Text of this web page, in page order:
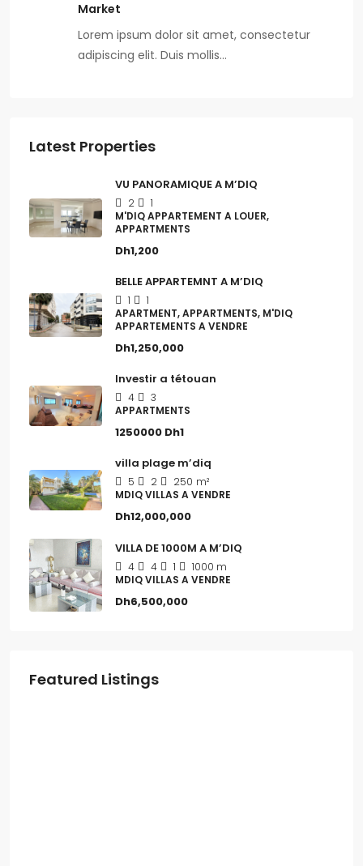
Market
Lorem ipsum dolor sit amet, consectetur
adipiscing elit. Duis mollis…
Latest Properties
VU PANORAMIQUE A M’DIQ
2
1
M'DIQ APPARTEMENT A LOUER,
APPARTMENTS
Dh1,200
BELLE APPARTEMNT A M’DIQ
1
1
APARTMENT, APPARTMENTS, M'DIQ
APPARTEMENTS A VENDRE
Dh1,250,000
Investir a tétouan
4
3
APPARTMENTS
1250000 Dh1
villa plage m’diq
5 2 250 m²
MDIQ VILLAS A VENDRE
Dh12,000,000
VILLA DE 1000M A M’DIQ
4 4 1
1000 m
MDIQ VILLAS A VENDRE
Dh6,500,000
Featured Listings